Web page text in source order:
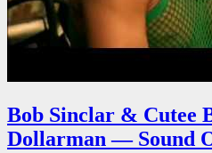
Bob Sinclar & Cutee
Dollarman — Sound